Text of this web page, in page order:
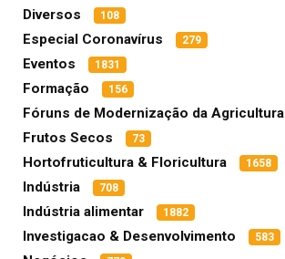
Diversos 108
Especial Coronavírus 279
Eventos 1831
Formação 156
Fóruns de Modernização da Agricultura
Frutos Secos 73
Hortofruticultura & Floricultura 1658
Indústria 708
Indústria alimentar 1882
Investigacao & Desenvolvimento 583